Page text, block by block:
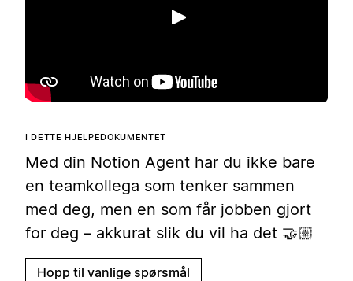
Spill av
I DETTE HJELPEDOKUMENTET
Med din Notion Agent har du ikke bare
en teamkollega som tenker sammen
med deg, men en som får jobben gjort
for deg – akkurat slik du vil ha det 🤝🏼
Hopp til vanlige spørsmål